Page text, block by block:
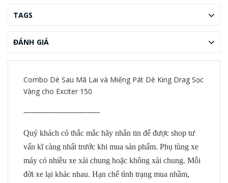
TAGS
ĐÁNH GIÁ
Combo Dè Sau Mã Lai và Miếng Pát Dè King Drag Sọc
Vàng cho Exciter 150
------------------------------
Quý khách có thắc mắc hãy nhắn tin để được shop tư
vấn kĩ càng nhất trước khi mua sản phẩm. Phụ tùng xe
máy có nhiều xe xài chung hoặc không xài chung. Mỗi
đời xe lại khác nhau. Hạn chế tình trạng mua nhầm,